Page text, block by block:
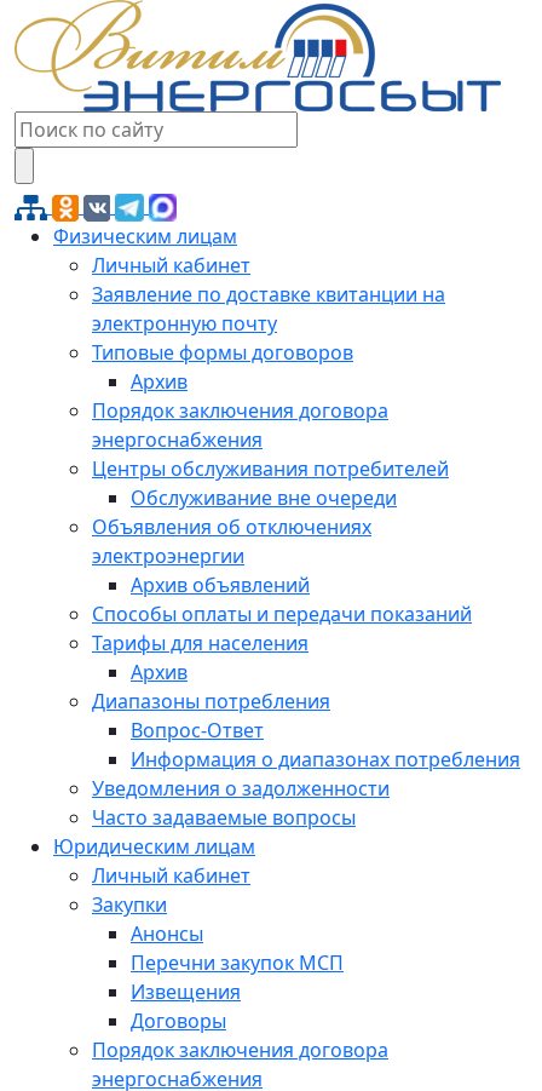
Физическим лицам
Личный кабинет
Заявление по доставке квитанции на
электронную почту
Типовые формы договоров
Архив
Порядок заключения договора
энергоснабжения
Центры обслуживания потребителей
Обслуживание вне очереди
Объявления об отключениях
электроэнергии
Архив объявлений
Способы оплаты и передачи показаний
Тарифы для населения
Архив
Диапазоны потребления
Вопрос-Ответ
Информация о диапазонах потребления
Уведомления о задолженности
Часто задаваемые вопросы
Юридическим лицам
Личный кабинет
Закупки
Анонсы
Перечни закупок МСП
Извещения
Договоры
Порядок заключения договора
энергоснабжения